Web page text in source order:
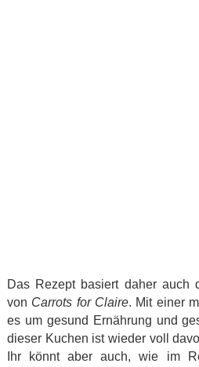
Das Rezept basiert daher auch
von Carrots for Claire. Mit einer
es um gesund Ernährung und
dieser Kuchen ist wieder voll
Ihr könnt aber auch, wie im